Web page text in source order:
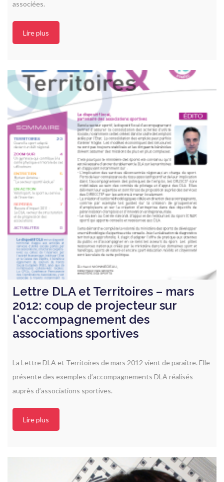
associées.
Lire plus
Lettre DLA et Territoires – mars
2012: coup de projecteur sur
l'accompagnement des
associations sportives
La Lettre DLA et Territoires de mars 2012 vient de paraître. Elle
présente des exemples d’accompagnements DLA réalisés
auprès d’associations sportives.
Lire plus